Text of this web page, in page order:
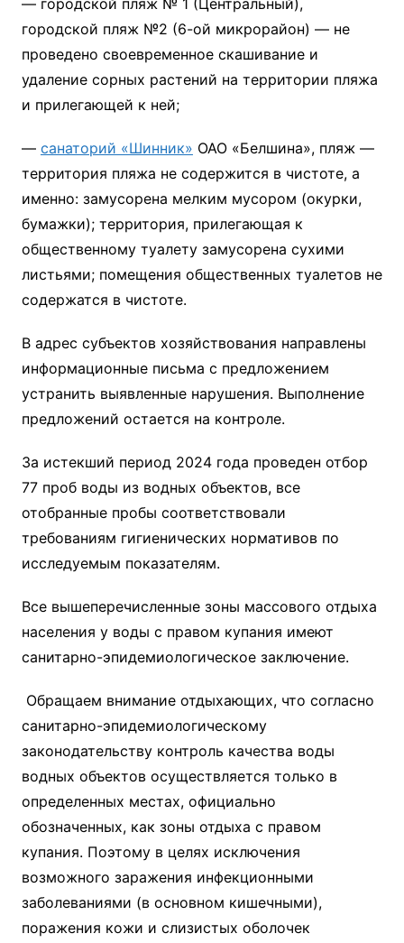
— городской пляж № 1 (Центральный),
городской пляж №2 (6-ой микрорайон) — не
проведено своевременное скашивание и
удаление сорных растений на территории пляжа
и прилегающей к ней;
— санаторий «Шинник» ОАО «Белшина», пляж —
территория пляжа не содержится в чистоте, а
именно: замусорена мелким мусором (окурки,
бумажки); территория, прилегающая к
общественному туалету замусорена сухими
листьями; помещения общественных туалетов не
содержатся в чистоте.
В адрес субъектов хозяйствования направлены
информационные письма с предложением
устранить выявленные нарушения. Выполнение
предложений остается на контроле.
За истекший период 2024 года проведен отбор
77 проб воды из водных объектов, все
отобранные пробы соответствовали
требованиям гигиенических нормативов по
исследуемым показателям.
Все вышеперечисленные зоны массового отдыха
населения у воды с правом купания имеют
санитарно-эпидемиологическое заключение.
Обращаем внимание отдыхающих, что согласно
санитарно-эпидемиологическому
законодательству контроль качества воды
водных объектов осуществляется только в
определенных местах, официально
обозначенных, как зоны отдыха с правом
купания. Поэтому в целях исключения
возможного заражения инфекционными
заболеваниями (в основном кишечными),
поражения кожи и слизистых оболочек